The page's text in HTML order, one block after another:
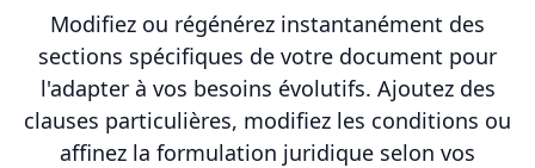
Modifiez ou régénérez instantanément des
sections spécifiques de votre document pour
l'adapter à vos besoins évolutifs. Ajoutez des
clauses particulières, modifiez les conditions ou
affinez la formulation juridique selon vos